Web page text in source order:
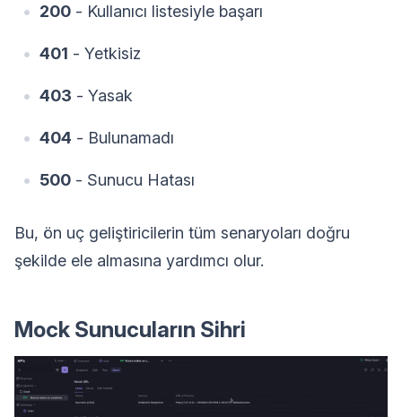
200 - Kullanıcı listesiyle başarı
401 - Yetkisiz
403 - Yasak
404 - Bulunamadı
500 - Sunucu Hatası
Bu, ön uç geliştiricilerin tüm senaryoları doğru
şekilde ele almasına yardımcı olur.
Mock Sunucuların Sihri